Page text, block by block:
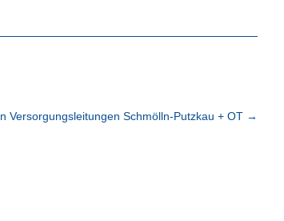
Versorgungsleitungen Schmölln-Putzkau + OT→